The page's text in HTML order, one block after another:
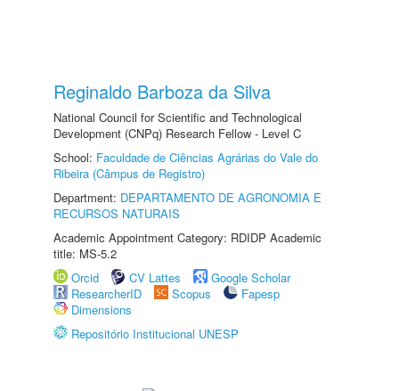
Reginaldo Barboza da Silva
National Council for Scientific and Technological
Development (CNPq) Research Fellow - Level C
School: Faculdade de Ciências Agrárias do Vale do
Ribeira (Câmpus de Registro)
Department: DEPARTAMENTO DE AGRONOMIA E
RECURSOS NATURAIS
Academic Appointment Category: RDIDP Academic
title: MS-5.2
Orcid
CV Lattes
Google Scholar
ResearcherID
Scopus
Fapesp
Dimensions
Repositório Institucional UNESP